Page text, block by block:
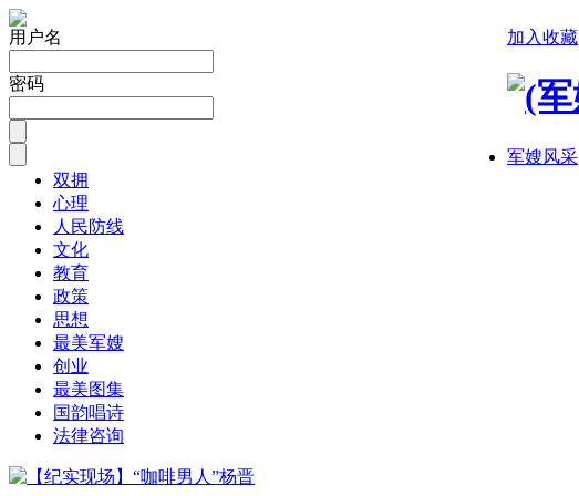
用户名
密码
加入收藏
军嫂风采
双拥
心理
人民防线
文化
教育
政策
思想
最美军嫂
创业
最美图集
国韵唱诗
法律咨询